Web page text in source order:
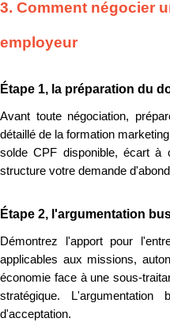
3. Comment négocier
employeur
Étape 1, la préparation du
Avant toute négociation,
détaillé de la formation
solde CPF disponible, écart à
structure votre demande
Étape 2, l'argumentation
Démontrez l'apport pour
applicables aux missions,
économie face à une sous-
stratégique.
d'acceptation.